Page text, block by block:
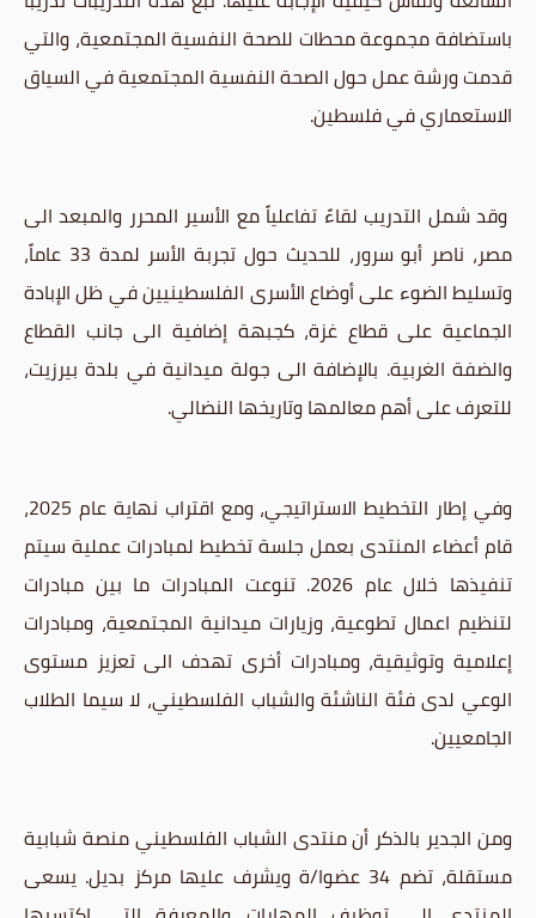
باستضافة مجموعة محطات للصحة النفسية المجتمعية، والتي
قدمت ورشة عمل حول الصحة النفسية المجتمعية في السياق
الاستعماري في فلسطين.
وقد شمل التدريب لقاءً تفاعلياً مع الأسير المحرر والمبعد الى
مصر، ناصر أبو سرور، للحديث حول تجربة الأسر لمدة 33 عاماً،
وتسليط الضوء على أوضاع الأسرى الفلسطينيين في ظل الإبادة
الجماعية على قطاع غزة، كجبهة إضافية الى جانب القطاع
والضفة الغربية. بالإضافة الى جولة ميدانية في بلدة بيرزيت،
للتعرف على أهم معالمها وتاريخها النضالي.
وفي إطار التخطيط الاستراتيجي، ومع اقتراب نهاية عام 2025،
قام أعضاء المنتدى بعمل جلسة تخطيط لمبادرات عملية سيتم
تنفيذها خلال عام 2026. تنوعت المبادرات ما بين مبادرات
لتنظيم اعمال تطوعية، وزيارات ميدانية المجتمعية، ومبادرات
إعلامية وتوثيقية، ومبادرات أخرى تهدف الى تعزيز مستوى
الوعي لدى فئة الناشئة والشباب الفلسطيني، لا سيما الطلاب
الجامعيين.
ومن الجدير بالذكر أن منتدى الشباب الفلسطيني منصة شبابية
مستقلة، تضم 34 عضوا/ة ويشرف عليها مركز بديل. يسعى